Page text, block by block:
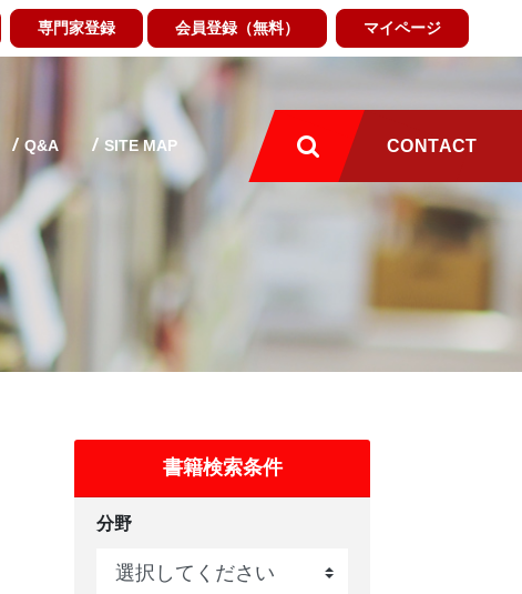
専門家登録 会員登録（無料） マイページ
Q&A SITE MAP CONTACT
書籍検索条件
分野